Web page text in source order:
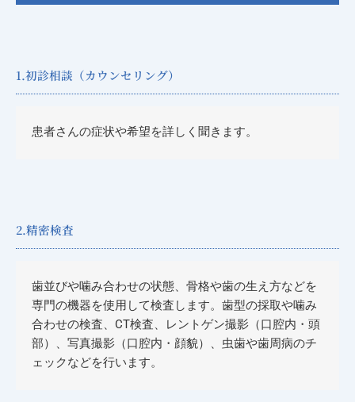
1.初診相談（カウンセリング）
患者さんの症状や希望を詳しく聞きます。
2.精密検査
歯並びや噛み合わせの状態、骨格や歯の生え方などを
専門の機器を使用して検査します。歯型の採取や噛み
合わせの検査、CT検査、レントゲン撮影（口腔内・頭
部）、写真撮影（口腔内・顔貌）、虫歯や歯周病のチ
ェックなどを行います。